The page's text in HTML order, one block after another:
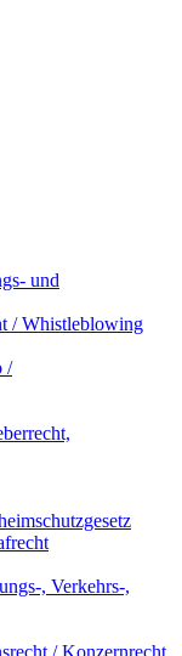
und
/ Whistleblowing
/
, Verkehrs-,
/ Konzernrecht